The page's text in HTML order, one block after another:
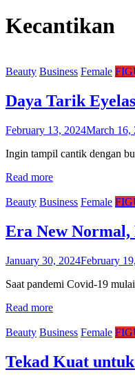
Kecantikan
Beauty Business Female
Daya Tarik
February 13, 2024March 16,
Ingin tampil cantik dengan
Read more
Beauty Business Female
Era New Normal,
January 30, 2024February
Saat pandemi Covid-19
Read more
Beauty Business Female
Tekad Kuat